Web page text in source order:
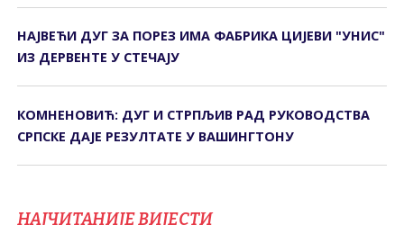
НАЈВЕЋИ ДУГ ЗА ПОРЕЗ ИМА ФАБРИКА ЦИЈЕВИ "УНИС"
ИЗ ДЕРВЕНТЕ У СТЕЧАЈУ
КОМНЕНОВИЋ: ДУГ И СТРПЉИВ РАД РУКОВОДСТВА
СРПСКЕ ДАЈЕ РЕЗУЛТАТЕ У ВАШИНГТОНУ
НАЈЧИТАНИЈЕ ВИЈЕСТИ